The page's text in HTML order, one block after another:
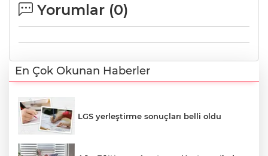
Yorumlar (0)
En Çok Okunan Haberler
LGS yerleştirme sonuçları belli oldu